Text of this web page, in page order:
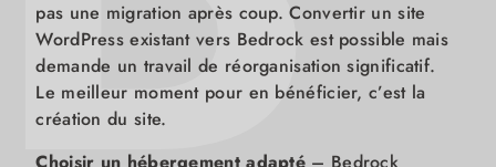
pas une migration après coup. Convertir un site
WordPress existant vers Bedrock est possible mais
demande un travail de réorganisation significatif.
Le meilleur moment pour en bénéficier, c’est la
création du site.
Choisir un hébergement adapté – Bedrock